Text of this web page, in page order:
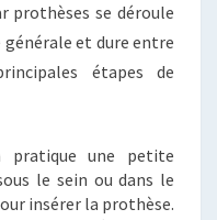
prothèses se déroule
et dure entre
étapes de
pratique une petite
le sein ou dans le
insérer la prothèse.